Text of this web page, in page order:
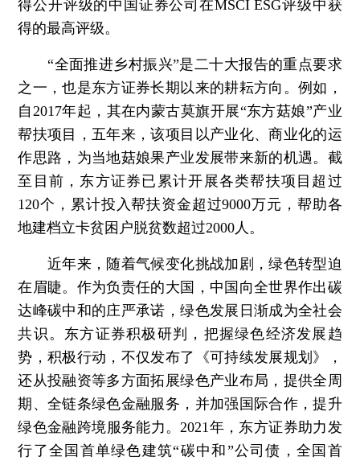
得公开评级的中国证券公司在MSCI ESG评级中获
得的最高评级。
“全面推进乡村振兴”是二十大报告的重点要求
之一，也是东方证券长期以来的耕耘方向。例如，
自2017年起，其在内蒙古莫旗开展“东方菇娘”产业
帮扶项目，五年来，该项目以产业化、商业化的运
作思路，为当地菇娘果产业发展带来新的机遇。截
至目前，东方证券已累计开展各类帮扶项目超过
120个，累计投入帮扶资金超过9000万元，帮助各
地建档立卡贫困户脱贫数超过2000人。
近年来，随着气候变化挑战加剧，绿色转型迫
在眉睫。作为负责任的大国，中国向全世界作出碳
达峰碳中和的庄严承诺，绿色发展日渐成为全社会
共识。东方证券积极研判，把握绿色经济发展趋
势，积极行动，不仅发布了《可持续发展规划》，
还从投融资等多方面拓展绿色产业布局，提供全周
期、全链条绿色金融服务，并加强国际合作，提升
绿色金融跨境服务能力。2021年，东方证券助力发
行了全国首单绿色建筑“碳中和”公司债，全国首